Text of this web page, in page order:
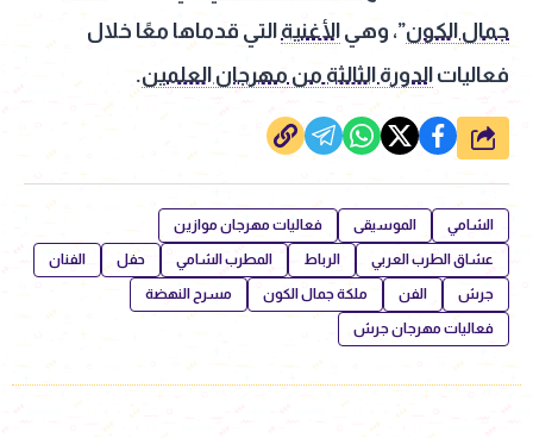
جمال الكون”، وهي الأغنية التي قدماها معًا خلال
فعاليات الدورة الثالثة من مهرجان العلمين.
شارك
الشامي الموسيقى فعاليات مهرجان موازين
عشاق الطرب العربي الرباط المطرب الشامي حفل الفنان
جرش الفن ملكة جمال الكون مسرح النهضة
فعاليات مهرجان جرش